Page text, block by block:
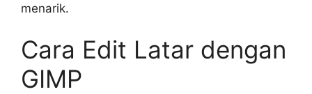
menarik.
Cara Edit Latar dengan
GIMP